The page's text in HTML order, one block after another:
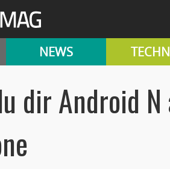
NEWS
dir Android